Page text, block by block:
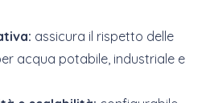
assicura il rispetto delle
acqua potabile, industriale e